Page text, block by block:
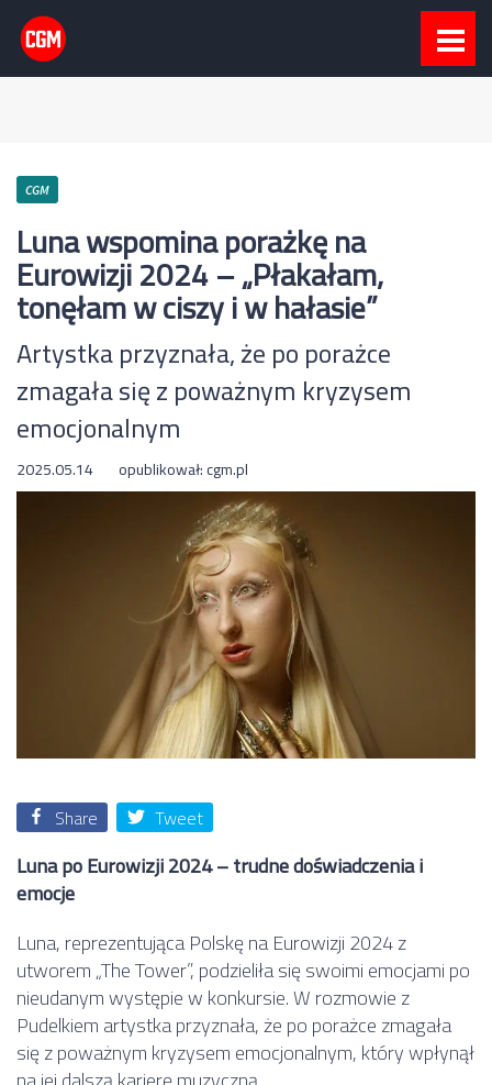
CGM
Luna wspomina porażkę na
Eurowizji 2024 – „Płakałam,
tonęłam w ciszy i w hałasie”
Artystka przyznała, że po porażce
zmagała się z poważnym kryzysem
emocjonalnym
2025.05.14 opublikował:cgm.pl
Share Tweet
Luna po Eurowizji 2024 – trudne doświadczenia i
emocje
Luna, reprezentująca Polskę na Eurowizji 2024 z
utworem „The Tower”, podzieliła się swoimi emocjami po
nieudanym występie w konkursie. W rozmowie z
Pudelkiem artystka przyznała, że po porażce zmagała
się z poważnym kryzysem emocjonalnym, który wpłynął